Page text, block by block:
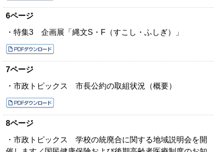
6ページ
・特集3 企画展「縄文S・F（すこし・ふしぎ）」
7ページ
・市政トピックス 市長公約の取組状況（概要）
8ページ
・市政トピックス 学校の統廃合に関する地域説明会を開